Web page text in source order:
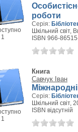
роботи
Серія:
Шкільний світ,
ISBN 966-
Книга
Савчук Іван
Міжнародні
Серія:
Шкільний світ,
ISBN відсутній